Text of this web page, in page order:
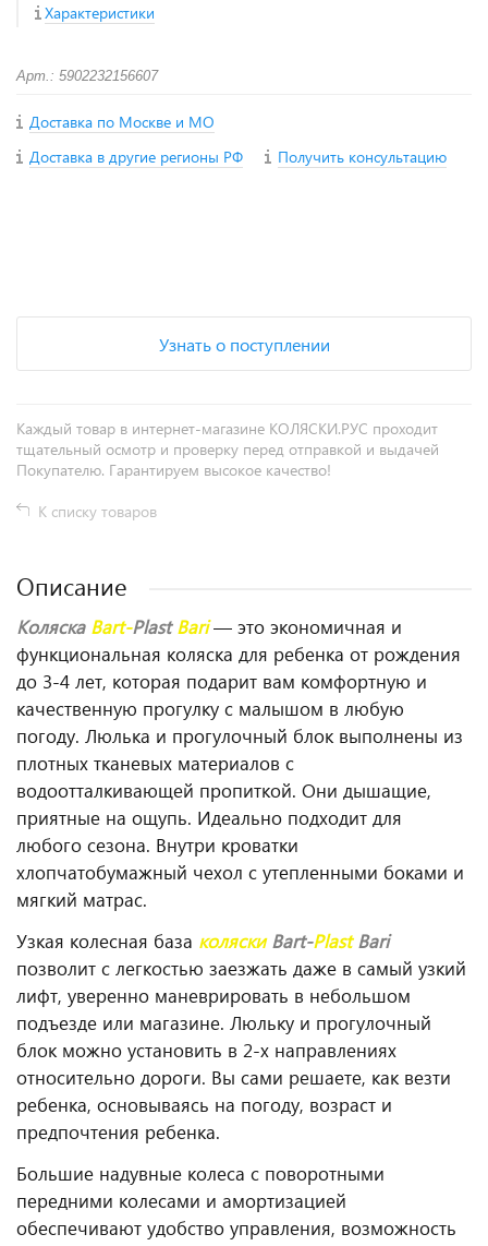
Характеристики
Арт.: 5902232156607
Доставка по Москве и МО
Доставка в другие регионы РФ
Получить консультацию
Узнать о поступлении
Каждый товар в интернет-магазине КОЛЯСКИ.РУС проходит
тщательный осмотр и проверку перед отправкой и выдачей
Покупателю. Гарантируем высокое качество!
К списку товаров
Описание
Коляска Bart-PlastBari — это экономичная и
функциональная коляска для ребенка от рождения
до 3-4 лет, которая подарит вам комфортную и
качественную прогулку с малышом в любую
погоду. Люлька и прогулочный блок выполнены из
плотных тканевых материалов с
водоотталкивающей пропиткой. Они дышащие,
приятные на ощупь. Идеально подходит для
любого сезона. Внутри кроватки
хлопчатобумажный чехол с утепленными боками и
мягкий матрас.
Узкая колесная база коляскиBart-PlastBari
позволит с легкостью заезжать даже в самый узкий
лифт, уверенно маневрировать в небольшом
подъезде или магазине. Люльку и прогулочный
блок можно установить в 2-х направлениях
относительно дороги. Вы сами решаете, как везти
ребенка, основываясь на погоду, возраст и
предпочтения ребенка.
Большие надувные колеса с поворотными
передними колесами и амортизацией
обеспечивают удобство управления, возможность